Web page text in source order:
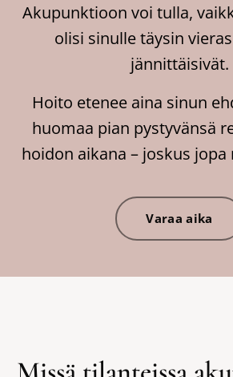
Akupunktioon voi tulla,
olisi sinulle täysin
jännittäisivät.
Hoito etenee aina sinun
huomaa pian pystyvänsä
hoidon aikana – joskus
Varaa aika